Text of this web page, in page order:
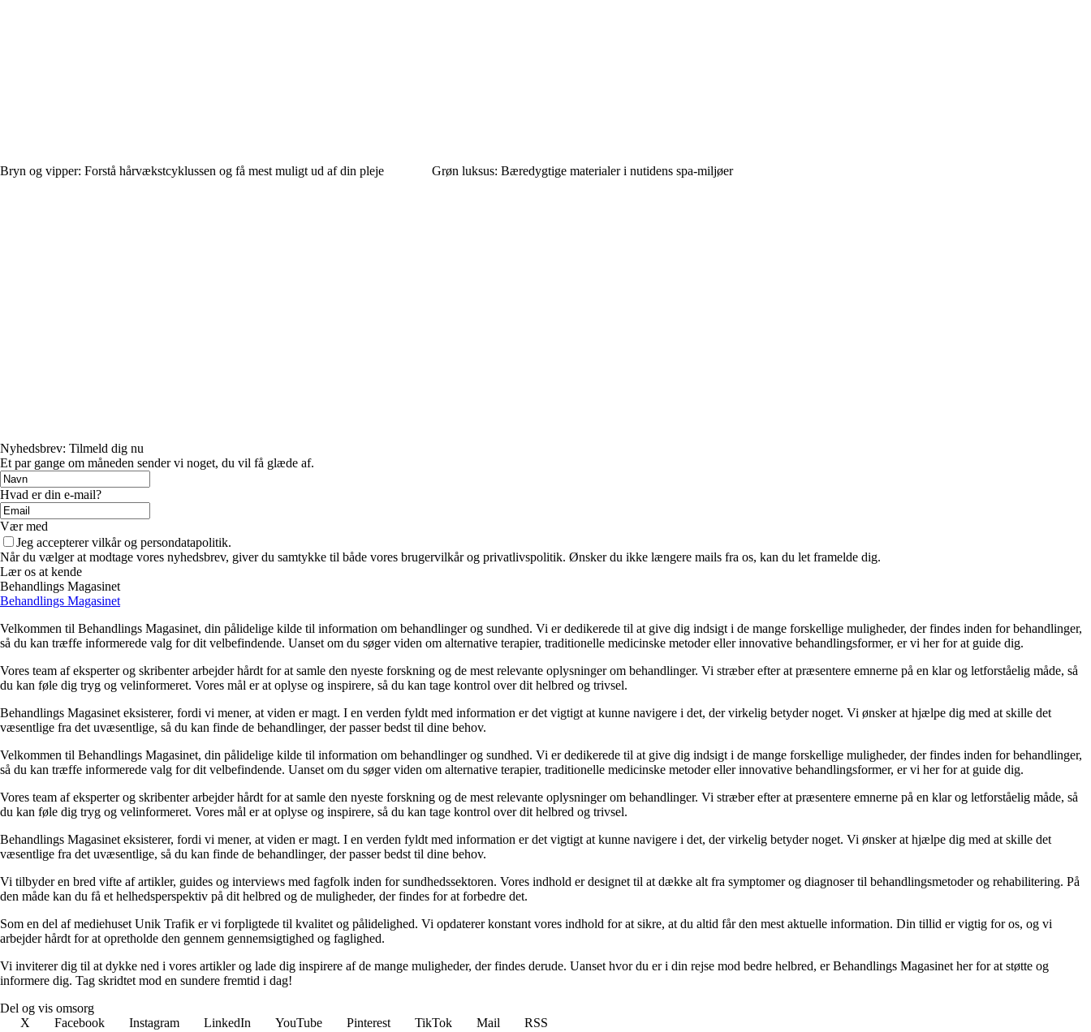
Bryn og vipper: Forstå hårvækstcyklussen og få mest muligt ud af din pleje Grøn luksus: Bæredygtige materialer i nutidens spa-miljøer
Nyhedsbrev: Tilmeld dig nu
Et par gange om måneden sender vi noget, du vil få glæde af.
Hvad er din e-mail?
Vær med
Jeg accepterer vilkår og persondatapolitik.
Når du vælger at modtage vores nyhedsbrev, giver du samtykke til både vores brugervilkår og privatlivspolitik. Ønsker du ikke længere mails fra os, kan du let framelde dig.
Lær os at kende
Behandlings Magasinet
Behandlings Magasinet
Velkommen til Behandlings Magasinet, din pålidelige kilde til information om behandlinger og sundhed. Vi er dedikerede til at give dig indsigt i de mange forskellige muligheder, der findes inden for behandlinger,
så du kan træffe informerede valg for dit velbefindende. Uanset om du søger viden om alternative terapier, traditionelle medicinske metoder eller innovative behandlingsformer, er vi her for at guide dig.
Vores team af eksperter og skribenter arbejder hårdt for at samle den nyeste forskning og de mest relevante oplysninger om behandlinger. Vi stræber efter at præsentere emnerne på en klar og letforståelig måde, så
du kan føle dig tryg og velinformeret. Vores mål er at oplyse og inspirere, så du kan tage kontrol over dit helbred og trivsel.
Behandlings Magasinet eksisterer, fordi vi mener, at viden er magt. I en verden fyldt med information er det vigtigt at kunne navigere i det, der virkelig betyder noget. Vi ønsker at hjælpe dig med at skille det
væsentlige fra det uvæsentlige, så du kan finde de behandlinger, der passer bedst til dine behov.
Velkommen til Behandlings Magasinet, din pålidelige kilde til information om behandlinger og sundhed. Vi er dedikerede til at give dig indsigt i de mange forskellige muligheder, der findes inden for behandlinger,
så du kan træffe informerede valg for dit velbefindende. Uanset om du søger viden om alternative terapier, traditionelle medicinske metoder eller innovative behandlingsformer, er vi her for at guide dig.
Vores team af eksperter og skribenter arbejder hårdt for at samle den nyeste forskning og de mest relevante oplysninger om behandlinger. Vi stræber efter at præsentere emnerne på en klar og letforståelig måde, så
du kan føle dig tryg og velinformeret. Vores mål er at oplyse og inspirere, så du kan tage kontrol over dit helbred og trivsel.
Behandlings Magasinet eksisterer, fordi vi mener, at viden er magt. I en verden fyldt med information er det vigtigt at kunne navigere i det, der virkelig betyder noget. Vi ønsker at hjælpe dig med at skille det
væsentlige fra det uvæsentlige, så du kan finde de behandlinger, der passer bedst til dine behov.
Vi tilbyder en bred vifte af artikler, guides og interviews med fagfolk inden for sundhedssektoren. Vores indhold er designet til at dække alt fra symptomer og diagnoser til behandlingsmetoder og rehabilitering. På
den måde kan du få et helhedsperspektiv på dit helbred og de muligheder, der findes for at forbedre det.
Som en del af mediehuset Unik Trafik er vi forpligtede til kvalitet og pålidelighed. Vi opdaterer konstant vores indhold for at sikre, at du altid får den mest aktuelle information. Din tillid er vigtig for os, og vi
arbejder hårdt for at opretholde den gennem gennemsigtighed og faglighed.
Vi inviterer dig til at dykke ned i vores artikler og lade dig inspirere af de mange muligheder, der findes derude. Uanset hvor du er i din rejse mod bedre helbred, er Behandlings Magasinet her for at støtte og
informere dig. Tag skridtet mod en sundere fremtid i dag!
Del og vis omsorg
X
Facebook Instagram LinkedIn YouTube Pinterest TikTok Mail
RSS